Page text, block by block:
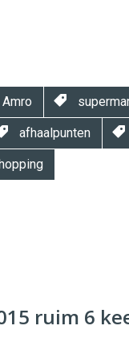
afhaalpunten
ruim 6